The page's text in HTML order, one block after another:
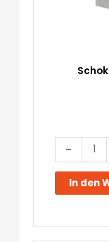
-
-
Real
Turmat
In den